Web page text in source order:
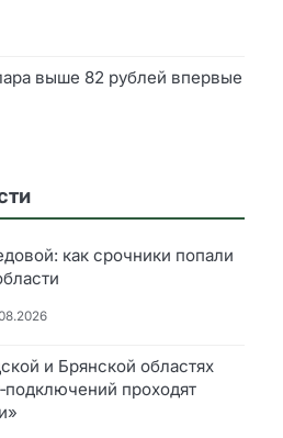
выше 82 рублей впервые
как срочники попали
и Брянской областях
проходят